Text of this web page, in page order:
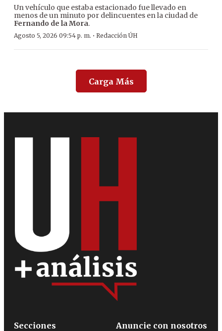
Un vehículo que estaba estacionado fue llevado en
menos de un minuto por delincuentes en la ciudad de
Fernando de la Mora.
Agosto 5, 2026 09:54 p. m. · Redacción ÚH
Carga Más
Secciones
Anuncie con nosotros